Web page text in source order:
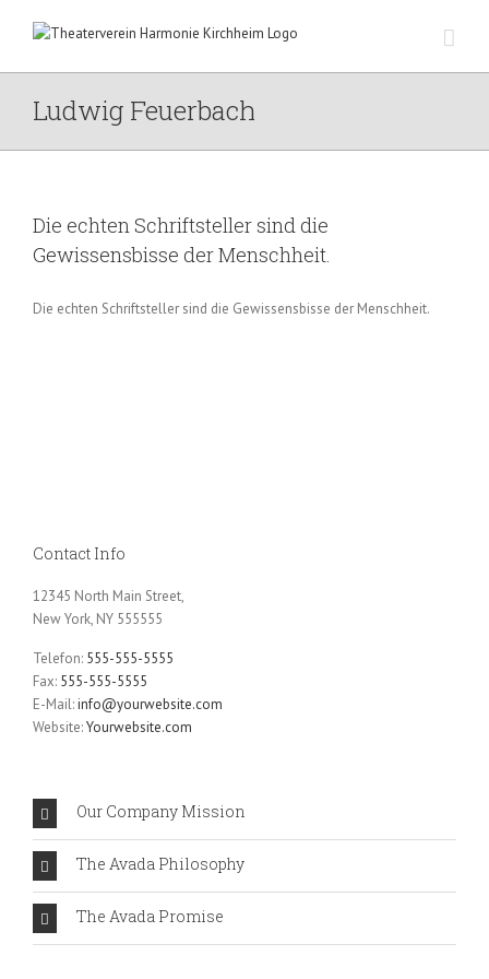
Ludwig Feuerbach
Die echten Schriftsteller sind die
Gewissensbisse der Menschheit.
Die echten Schriftsteller sind die Gewissensbisse der Menschheit.
Contact Info
12345 North Main Street,
New York, NY 555555
Telefon: 555-555-5555
Fax: 555-555-5555
E-Mail:info@yourwebsite.com
Website:Yourwebsite.com
Our Company Mission
The Avada Philosophy
The Avada Promise